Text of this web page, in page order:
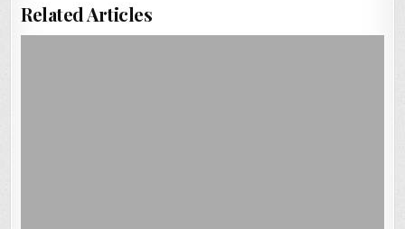
Related Articles